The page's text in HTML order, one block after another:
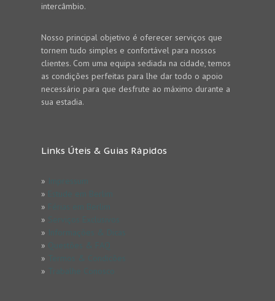
intercâmbio.
Nosso principal objetivo é oferecer serviços que
tornem tudo simples e confortável para nossos
clientes. Com uma equipa sediada na cidade, temos
as condições perfeitas para lhe dar todo o apoio
necessário para que desfrute ao máximo durante a
sua estadia.
Links Úteis & Guias Rápidos
»
»
»
»
»
»
»
»